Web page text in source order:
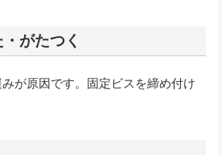
がたつく
が原因です。固定ビスを締め付け